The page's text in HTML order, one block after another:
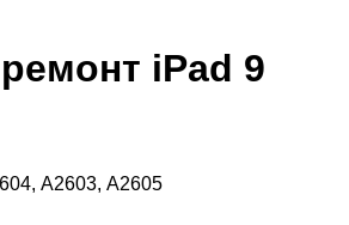
iPad 9
A2603, A2605